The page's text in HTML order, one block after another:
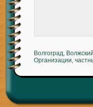
Волгоград,
Организации,